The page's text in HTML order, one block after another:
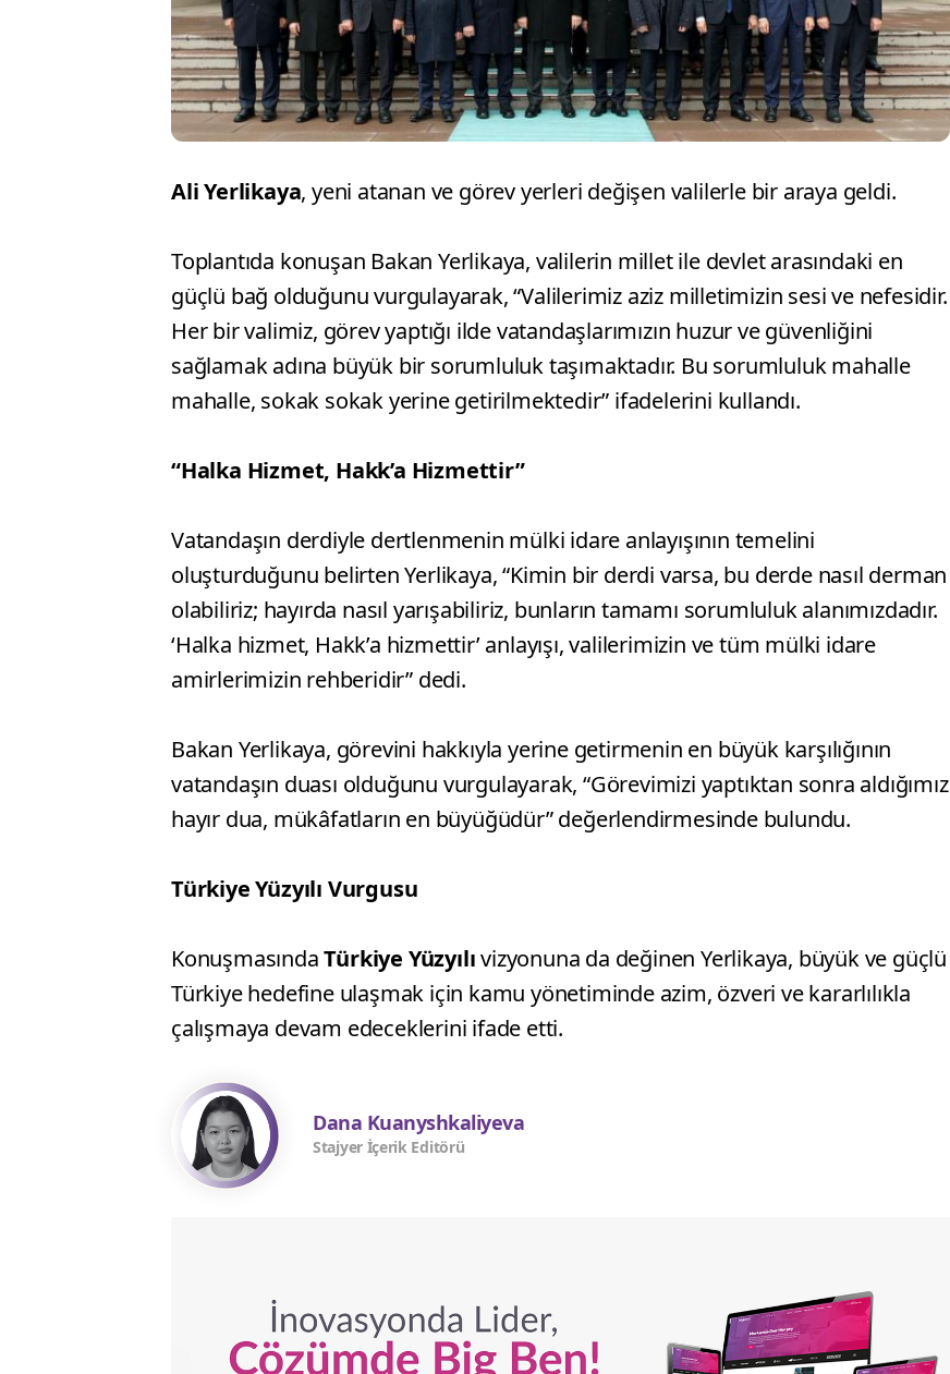
Ali Yerlikaya, yeni atanan ve görev yerleri değişen valilerle bir araya geldi.
Toplantıda konuşan Bakan Yerlikaya, valilerin millet ile devlet arasındaki en
güçlü bağ olduğunu vurgulayarak, “Valilerimiz aziz milletimizin sesi ve nefesidir.
Her bir valimiz, görev yaptığı ilde vatandaşlarımızın huzur ve güvenliğini
sağlamak adına büyük bir sorumluluk taşımaktadır. Bu sorumluluk mahalle
mahalle, sokak sokak yerine getirilmektedir” ifadelerini kullandı.
“Halka Hizmet, Hakk’a Hizmettir”
Vatandaşın derdiyle dertlenmenin mülki idare anlayışının temelini
oluşturduğunu belirten Yerlikaya, “Kimin bir derdi varsa, bu derde nasıl derman
olabiliriz; hayırda nasıl yarışabiliriz, bunların tamamı sorumluluk alanımızdadır.
‘Halka hizmet, Hakk’a hizmettir’ anlayışı, valilerimizin ve tüm mülki idare
amirlerimizin rehberidir” dedi.
Bakan Yerlikaya, görevini hakkıyla yerine getirmenin en büyük karşılığının
vatandaşın duası olduğunu vurgulayarak, “Görevimizi yaptıktan sonra aldığımız
hayır dua, mükâfatların en büyüğüdür” değerlendirmesinde bulundu.
Türkiye Yüzyılı Vurgusu
KonuşmasındaTürkiye Yüzyılıvizyonuna da değinen Yerlikaya, büyük ve güçlü
Türkiye hedefine ulaşmak için kamu yönetiminde azim, özveri ve kararlılıkla
çalışmaya devam edeceklerini ifade etti.
Dana Kuanyshkaliyeva
Stajyer İçerik Editörü